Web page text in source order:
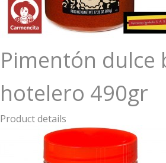
Pimentón dulce
hotelero 490gr
Product details